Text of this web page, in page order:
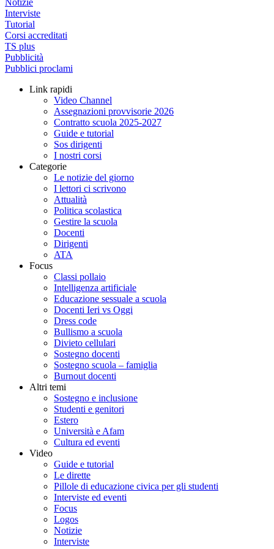
Notizie
Interviste
Tutorial
Corsi accreditati
TS plus
Pubblicità
Pubblici proclami
Link rapidi
Video Channel
Assegnazioni provvisorie 2026
Contratto scuola 2025-2027
Guide e tutorial
Sos dirigenti
I nostri corsi
Categorie
Le notizie del giorno
I lettori ci scrivono
Attualità
Politica scolastica
Gestire la scuola
Docenti
Dirigenti
ATA
Focus
Classi pollaio
Intelligenza artificiale
Educazione sessuale a scuola
Docenti Ieri vs Oggi
Dress code
Bullismo a scuola
Divieto cellulari
Sostegno docenti
Sostegno scuola – famiglia
Burnout docenti
Altri temi
Sostegno e inclusione
Studenti e genitori
Estero
Università e Afam
Cultura ed eventi
Video
Guide e tutorial
Le dirette
Pillole di educazione civica per gli studenti
Interviste ed eventi
Focus
Logos
Notizie
Interviste